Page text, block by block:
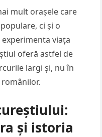
mult orașele care
ci și o
viața
oferă astfel de
largi și, nu în
și istoria